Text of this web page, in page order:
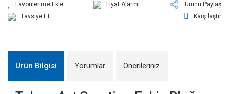
Fiyat Alarmı
Ürünü Paylaş
Tavsiye Et
Karşılaştır
Ürün Bilgisi Yorumlar Önerileriniz